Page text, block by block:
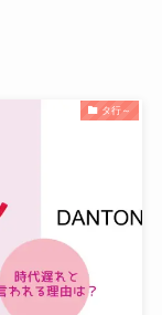
タ行～